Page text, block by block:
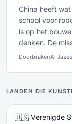
China heeft
school voor
is op het
denken. De
DoorbrakenAl
LANDEN DIE
🇺🇸 Verenigde